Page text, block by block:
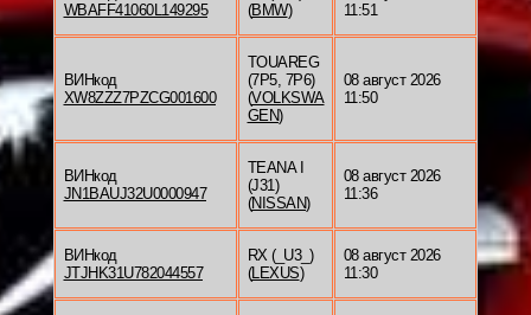
WBAFF41060L149295
(BMW)
11:51
ВИНкод
XW8ZZZ7PZCG001600
TOUAREG
(7P5, 7P6)
(VOLKSWA
GEN)
08 август 2026
11:50
ВИНкод
JN1BAUJ32U0000947
TEANA I
(J31)
(NISSAN)
08 август 2026
11:36
ВИНкод
JTJHK31U782044557
RX (_U3_)
(LEXUS)
08 август 2026
11:30